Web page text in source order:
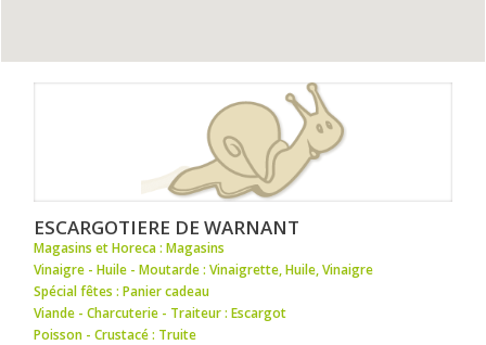
ESCARGOTIERE DE WARNANT
Magasins et Horeca : Magasins
Vinaigre - Huile - Moutarde : Vinaigrette,Huile,Vinaigre
Spécial fêtes : Panier cadeau
Viande - Charcuterie - Traiteur : Escargot
Poisson - Crustacé : Truite